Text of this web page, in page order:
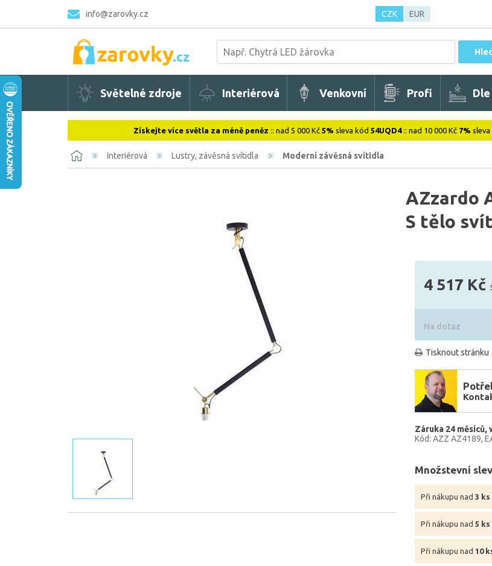
info@zarovky.cz CZK EUR
Světelné zdroje Interiérová Venkovní Profi
Získejte více světla za méně peněz :: nad 5 000 Kč 5% sleva kód 54UQD4:: nad 10 000 Kč 7% sleva
Interiérová Lustry, závěsná svítidla Moderní závěsná svítidla
AZzardo
S tělo
4 517 Kč
Na dotaz
Tisknout stránku
Záruka 24 měsíců
Kód: AZZ AZ4189
Množstevní
Při nákupu nad 3 ks
Při nákupu nad 5 ks
Při nákupu nad 10